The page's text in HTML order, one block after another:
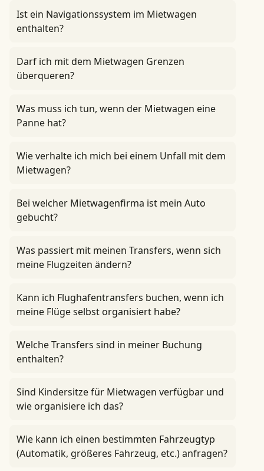
Ist ein Navigationssystem im Mietwagen
enthalten?
Darf ich mit dem Mietwagen Grenzen
überqueren?
Was muss ich tun, wenn der Mietwagen eine
Panne hat?
Wie verhalte ich mich bei einem Unfall mit dem
Mietwagen?
Bei welcher Mietwagenfirma ist mein Auto
gebucht?
Was passiert mit meinen Transfers, wenn sich
meine Flugzeiten ändern?
Kann ich Flughafentransfers buchen, wenn ich
meine Flüge selbst organisiert habe?
Welche Transfers sind in meiner Buchung
enthalten?
Sind Kindersitze für Mietwagen verfügbar und
wie organisiere ich das?
Wie kann ich einen bestimmten Fahrzeugtyp
(Automatik, größeres Fahrzeug, etc.) anfragen?